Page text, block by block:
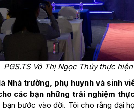
PGS.TS Võ Thị Ngọc Thúy thực
Nhà trường, phụ huynh và sinh
các bạn những trải nghiệm
bước vào đời. Tôi cho rằng đại